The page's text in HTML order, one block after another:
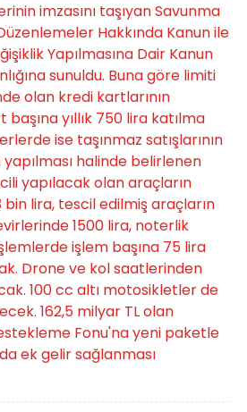
imzasını taşıyan Savunma
Hakkında Kanun ile
Yapılmasına Dair Kanun
sunuldu. Buna göre limiti
olan kredi kartlarının
yıllık 750 lira katılma
ise taşınmaz satışlarının
halinde belirlenen
yapılacak olan araçların
lira, tescil edilmiş araçların
1500 lira, noterlik
işlem başına 75 lira
Drone ve kol saatlerinden
100 cc altı motosikletler de
162,5 milyar TL olan
Fonu'na yeni paketle
ek gelir sağlanması